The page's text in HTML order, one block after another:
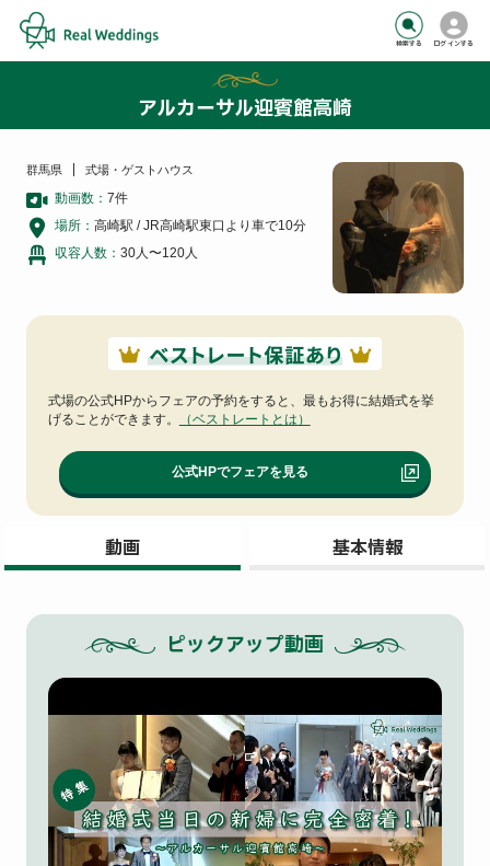
検索する ログインする
アルカーサル迎賓館高崎
群馬県 式場・ゲストハウス
動画数： 7件
場所： 高崎駅 / JR高崎駅東口より車で10分
収容人数： 30人〜120人
式場の公式HPからフェアの予約をすると、 最もお得に結婚式を挙
げることができます。
（ベストレートとは）
公式HPでフェアを見る
動画 基本情報
ピックアップ動画